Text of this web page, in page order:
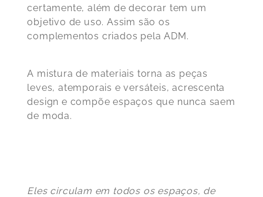
certamente, além de decorar tem um
objetivo de uso. Assim são os
complementos criados pela ADM.
A mistura de materiais torna as peças
leves, atemporais e versáteis, acrescenta
design e compõe espaços que nunca saem
de moda.
Eles circulam em todos os espaços, de